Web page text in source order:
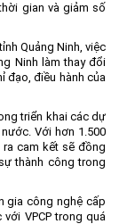
gian và giảm số
Quảng Ninh, việc
Ninh làm thay đổi
đạo, điều hành của
triển khai các dự
Với hơn 1.500
cam kết sẽ đồng
thành công trong
gia công nghệ cấp
VPCP trong quá